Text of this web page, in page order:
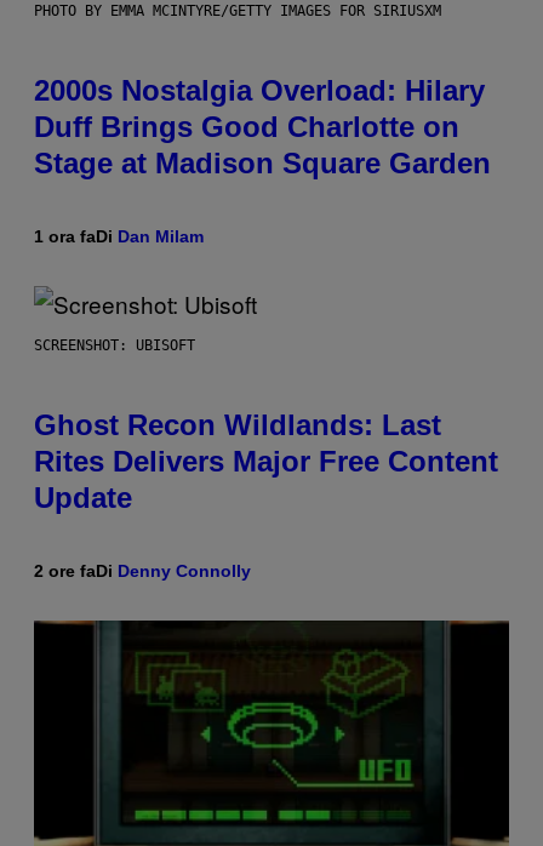
PHOTO BY EMMA MCINTYRE/GETTY IMAGES FOR SIRIUSXM
2000s Nostalgia Overload: Hilary
Duff Brings Good Charlotte on
Stage at Madison Square Garden
1 ora faDi Dan Milam
SCREENSHOT: UBISOFT
Ghost Recon Wildlands: Last
Rites Delivers Major Free Content
Update
2 ore faDi Denny Connolly